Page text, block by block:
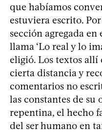
que habíamos
estuviera escrito.
sección agregada en
llama ‘Lo real y lo
eligió. Los textos allí
cierta distancia y
comentarios no
las constantes de su
repentina, el hecho
del ser humano en